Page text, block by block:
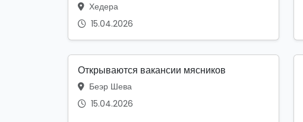
Хедера
15.04.2026
Открываются вакансии мясников
Беэр Шева
15.04.2026